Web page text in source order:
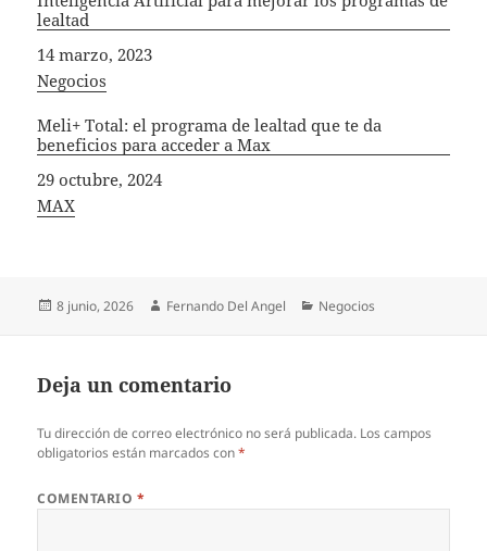
lealtad
Fecha
14 marzo, 2023
In relation to
Negocios
Meli+ Total: el programa de lealtad que te da
beneficios para acceder a Max
Fecha
29 octubre, 2024
In relation to
MAX
Publicado
8 junio, 2026 Autor
Fernando Del Angel Categorías
Negocios
Deja un comentario
Tu dirección de correo electrónico no será publicada. Los campos
obligatorios están marcados con*
COMENTARIO *